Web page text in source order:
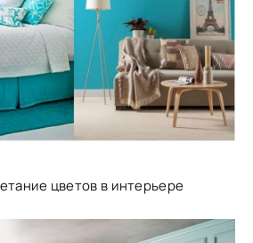
цветов в интерьере